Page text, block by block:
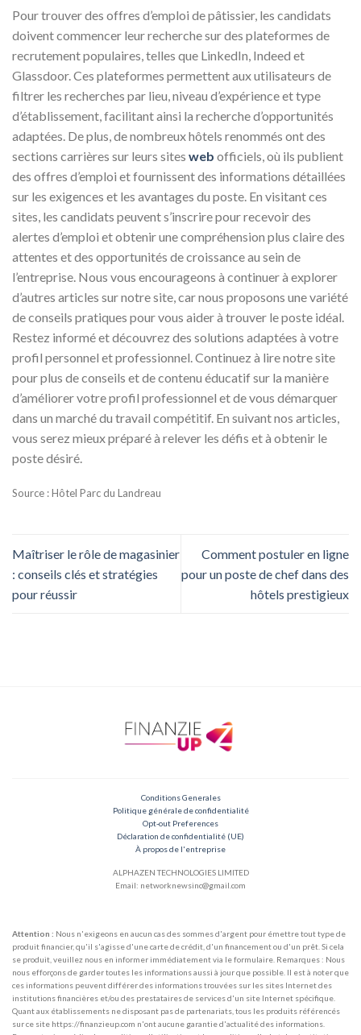
Pour trouver des offres d’emploi de pâtissier, les candidats
doivent commencer leur recherche sur des plateformes de
recrutement populaires, telles que LinkedIn, Indeed et
Glassdoor. Ces plateformes permettent aux utilisateurs de
filtrer les recherches par lieu, niveau d’expérience et type
d’établissement, facilitant ainsi la recherche d’opportunités
adaptées. De plus, de nombreux hôtels renommés ont des
sections carrières sur leurs sites web officiels, où ils publient
des offres d’emploi et fournissent des informations détaillées
sur les exigences et les avantages du poste. En visitant ces
sites, les candidats peuvent s’inscrire pour recevoir des
alertes d’emploi et obtenir une compréhension plus claire des
attentes et des opportunités de croissance au sein de
l’entreprise. Nous vous encourageons à continuer à explorer
d’autres articles sur notre site, car nous proposons une variété
de conseils pratiques pour vous aider à trouver le poste idéal.
Restez informé et découvrez des solutions adaptées à votre
profil personnel et professionnel. Continuez à lire notre site
pour plus de conseils et de contenu éducatif sur la manière
d’améliorer votre profil professionnel et de vous démarquer
dans un marché du travail compétitif. En suivant nos articles,
vous serez mieux préparé à relever les défis et à obtenir le
poste désiré.
Source : Hôtel Parc du Landreau
Maîtriser le rôle de magasinier
: conseils clés et stratégies
pour réussir
Comment postuler en ligne
pour un poste de chef dans des
hôtels prestigieux
Conditions Generales
Politique générale de confidentialité
Opt-out Preferences
Déclaration de confidentialité (UE)
À propos de l'entreprise
ALPHAZEN TECHNOLOGIES LIMITED
Email: networknewsinc@gmail.com
Attention : Nous n'exigeons en aucun cas des sommes d'argent pour émettre tout type de
produit financier, qu'il s'agisse d'une carte de crédit, d'un financement ou d'un prêt. Si cela
se produit, veuillez nous en informer immédiatement via le formulaire. Remarques : Nous
nous efforçons de garder toutes les informations aussi à jour que possible. Il est à noter que
ces informations peuvent différer des informations trouvées sur les sites Internet des
institutions financières et/ou des prestataires de services d'un site Internet spécifique.
Quant aux établissements ne disposant pas de partenariats, tous les produits référencés
sur ce site https://finanzieup.com n'ont aucune garantie d'actualité des informations.